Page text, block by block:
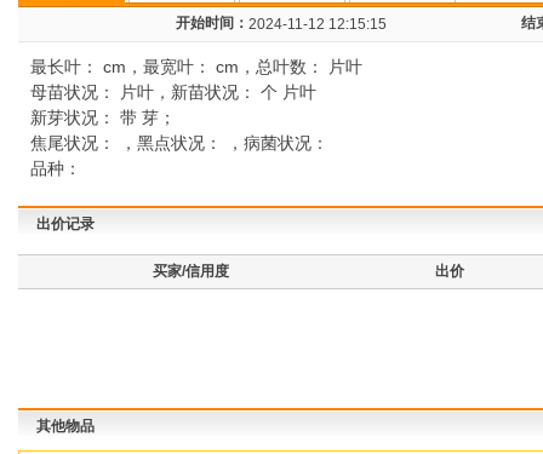
开始时间： 2024-11-12 12:15:15 结
最长叶： cm，最宽叶： cm，总叶数： 片叶
母苗状况： 片叶，新苗状况： 个 片叶
新芽状况： 带 芽；
焦尾状况： ，黑点状况： ，病菌状况：
品种：
出价记录
买家/信用度 出价
其他物品